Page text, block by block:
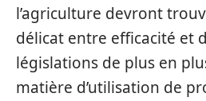
l’agriculture devront
délicat entre efficacité et
législations de plus en
matière d’utilisation de